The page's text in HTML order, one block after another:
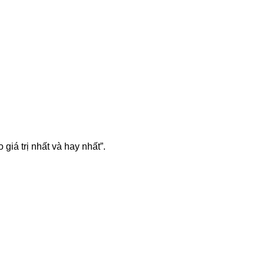
trị nhất và hay nhất”.